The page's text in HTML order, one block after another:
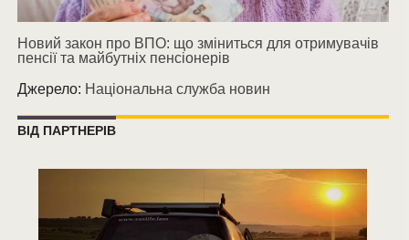
Новий закон про ВПО: що зміниться для отримувачів
пенсії та майбутніх пенсіонерів
Джерело: Національна служба новин
ВІД ПАРТНЕРІВ